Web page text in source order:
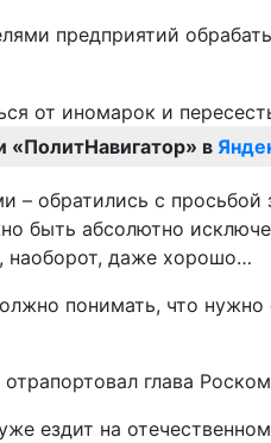
предприятий
«ПолитНавигатор» в
– обратились с
быть абсолютно
наоборот, даже хорошо…
понимать, что
глава
ездит на